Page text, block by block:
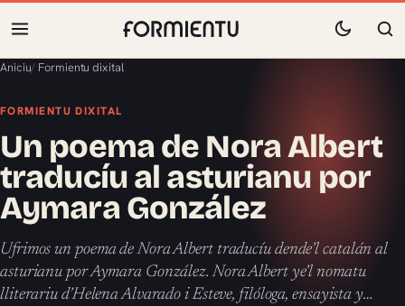
Aniciu/ Formientu dixital
FORMIENTU DIXITAL
Un poema de Nora Albert
traducíu al asturianu por
Aymara González
Ufrimos un poema de Nora Albert traducíu dende’l catalán al
asturianu por Aymara González. Nora Albert ye’l nomatu
lliterariu d’Helena Alvarado i Esteve, filóloga, ensayista y…